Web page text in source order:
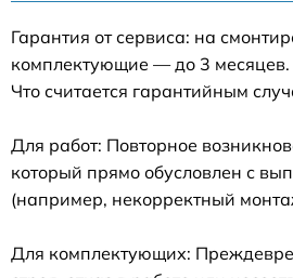
Гарантия от сервиса: на
комплектующие — до 3 месяцев.
Что считается гарантийным
Для работ: Повторное
который прямо обусловлен с
(например, некорректный
Для комплектующих: